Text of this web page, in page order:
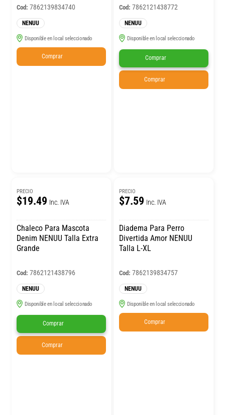
Cod: 7862139834740
NENUU
Disponible en local seleccionado
Comprar
Cod: 7862121438772
NENUU
Disponible en local seleccionado
Comprar
Comprar
PRECIO
$19.49 Inc. IVA
Chaleco Para Mascota
Denim NENUU Talla Extra
Grande
Cod: 7862121438796
NENUU
Disponible en local seleccionado
Comprar
Comprar
PRECIO
$7.59 Inc. IVA
Diadema Para Perro
Divertida Amor NENUU
Talla L-XL
Cod: 7862139834757
NENUU
Disponible en local seleccionado
Comprar